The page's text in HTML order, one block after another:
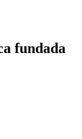
fundada